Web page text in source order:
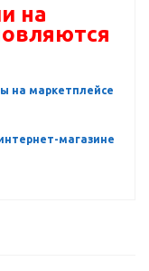
на
на маркетплейсе
магазине